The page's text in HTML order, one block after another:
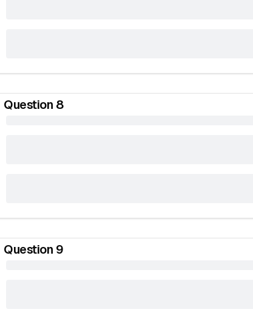
Question 8
Question 9